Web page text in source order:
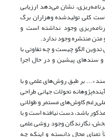
نشان می‌دهد ارزیابی
کلی تولید‌شده وهزاران برگ
وجود نداشته است و
منتشره وجود ندارد.
الگو چیست و چه تفاوتی با
سندهای پیشین‌ و در حال اجرا
«... بر طبق روش‌های علمی و با
تحولات جهانی طراحی
علی‌رغم کاوش‌های مستمر و طولانی
باشد، دست نیافته است و با
نگارندگان وجود روشی علمی
تمنای محال دانسته و اینکه چه